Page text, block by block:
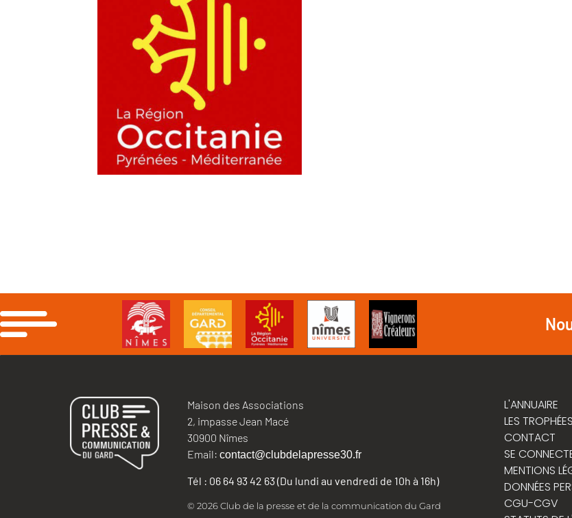
Maison des Associations
2, impasse Jean Macé
30900 Nîmes
Email: contact@clubdelapresse30.fr
Tél : 06 64 93 42 63 (Du lundi au vendredi de 10h à 16h)
© 2026 Club de la presse et de la communication du Gard
L'ANNUAIRE
LES TROPHÉES
CONTACT
SE
MENTIONS
DONNÉES
CGU-CGV